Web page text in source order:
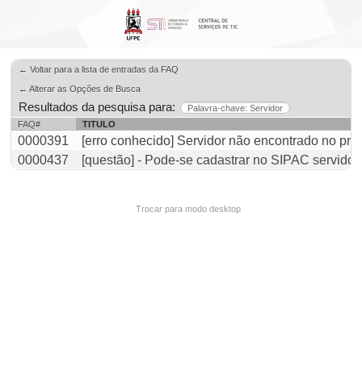
← Voltar para a lista de entradas da FAQ
← Alterar as Opções de Busca
Resultados da pesquisa para:
Palavra-chave: Servidor
FAQ#
TITULO
0000391
[erro conhecido] Servidor não encontrado no
0000437
[questão] - Pode-se cadastrar no SIPAC
Trocar para modo desktop